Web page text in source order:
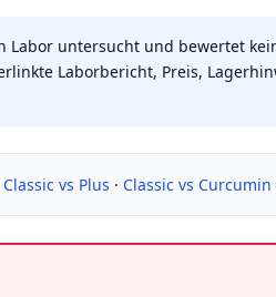
Labor untersucht und bewertet
Laborbericht, Preis,
Classic vs Plus · Classic vs Curcumin